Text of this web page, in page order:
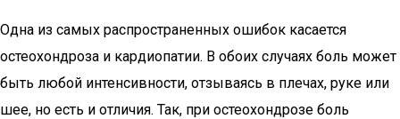
Одна из самых распространенных ошибок касается
остеохондроза и кардиопатии. В обоих случаях боль может
быть любой интенсивности, отзываясь в плечах, руке или
шее, но есть и отличия. Так, при остеохондрозе боль